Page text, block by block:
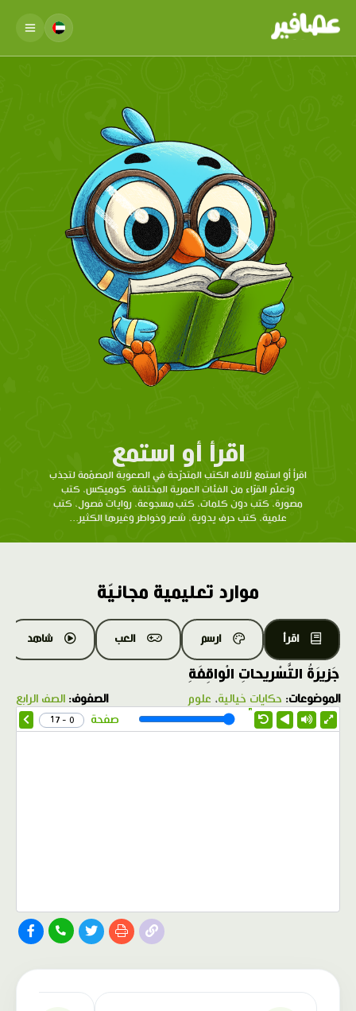
اقرأ أو استمع
اقرأ أو استمع لآلاف الكتب المتدرّحة في الصعوبة المصمّمة لتجذب
وتعلّم القرّاء من الفئات العمرية المختلفة. كوميكس، كتب
مصورة، كتب دون كلمات، كتب مسجوعة، روايات فصول، كتب
علمية، كتب حرف يدوية، شعر وخواطر وغيرها الكثير...
موارد تعليمية مجانيّة
اقرأ ارسم العب شاهد
جَزيرَةُ التَّسْريحاتِ الْواقِفَةِ
الموضوعات: حكايات خيالية، علوم الصفوف: الصف الرابع
1.0X
صفحة 0 - 17